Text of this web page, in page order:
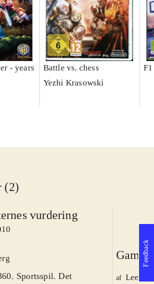
- years
Battle vs. chess
Yezhi Krasowski
(2)
vurdering
Sportsspil. Det
Game
af Lee
Feedback